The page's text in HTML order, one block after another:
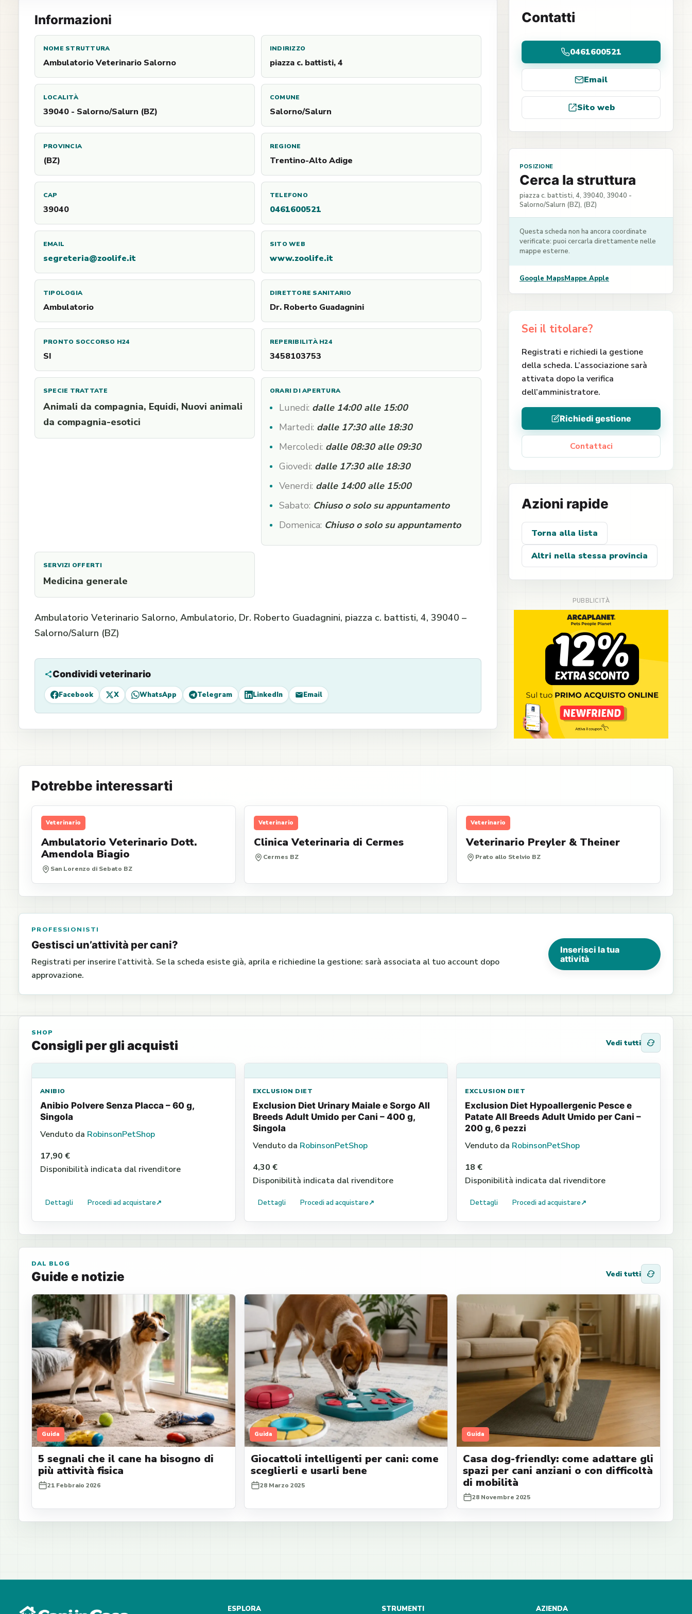
Informazioni
NOME STRUTTURA
Ambulatorio Veterinario Salorno
INDIRIZZO
piazza c. battisti, 4
LOCALITÀ
39040 - Salorno/Salurn (BZ)
COMUNE
Salorno/Salurn
PROVINCIA
(BZ)
REGIONE
Trentino-Alto Adige
CAP
39040
TELEFONO
0461600521
EMAIL
segreteria@zoolife.it
SITO WEB
www.zoolife.it
TIPOLOGIA
Ambulatorio
DIRETTORE SANITARIO
Dr. Roberto Guadagnini
PRONTO SOCCORSO H24
SI
REPERIBILITÀ H24
3458103753
SPECIE TRATTATE
Animali da compagnia, Equidi, Nuovi animali
da compagnia-esotici
ORARI DI APERTURA
Lunedi: dalle 14:00 alle 15:00
Martedi: dalle 17:30 alle 18:30
Mercoledi: dalle 08:30 alle 09:30
Giovedi: dalle 17:30 alle 18:30
Venerdi: dalle 14:00 alle 15:00
Sabato: Chiuso o solo su appuntamento
Domenica: Chiuso o solo su appuntamento
SERVIZI OFFERTI
Medicina generale
Ambulatorio Veterinario Salorno, Ambulatorio, Dr. Roberto Guadagnini, piazza c. battisti, 4, 39040 –
Salorno/Salurn (BZ)
Condividi veterinario
Facebook X WhatsApp Telegram LinkedIn Email
Contatti
0461600521
Email
Sito web
POSIZIONE
Cerca la struttura
piazza c. battisti, 4, 39040, 39040 -
Salorno/Salurn (BZ), (BZ)
Questa scheda non ha ancora coordinate
verificate: puoi cercarla direttamente nelle
mappe esterne.
Google MapsMappe Apple
Sei il titolare?
Registrati e richiedi la gestione
della scheda. L’associazione sarà
attivata dopo la verifica
dell’amministratore.
Richiedi gestione
Contattaci
Azioni rapide
Torna alla lista
Altri nella stessa provincia
Potrebbe interessarti
Veterinario
Ambulatorio Veterinario Dott.
Amendola Biagio
San Lorenzo di Sebato BZ
Veterinario
Clinica Veterinaria di Cermes
Cermes BZ
Veterinario
Veterinario Preyler & Theiner
Prato allo Stelvio BZ
PROFESSIONISTI
Gestisci un’attività per cani?
Registrati per inserire l’attività. Se la scheda esiste già, aprila e richiedine la gestione: sarà associata al tuo account dopo
approvazione.
Inserisci la tua
attività
SHOP
Consigli per gli acquisti Vedi tutti
ANIBIO
Anibio Polvere Senza Placca – 60 g,
Singola
Venduto da RobinsonPetShop
17,90 €
Disponibilità indicata dal rivenditore
Dettagli Procedi ad acquistare↗
EXCLUSION DIET
Exclusion Diet Urinary Maiale e Sorgo All
Breeds Adult Umido per Cani – 400 g,
Singola
Venduto da RobinsonPetShop
4,30 €
Disponibilità indicata dal rivenditore
Dettagli Procedi ad acquistare↗
EXCLUSION DIET
Exclusion Diet Hypoallergenic Pesce e
Patate All Breeds Adult Umido per Cani –
200 g, 6 pezzi
Venduto da RobinsonPetShop
18 €
Disponibilità indicata dal rivenditore
Dettagli Procedi ad acquistare↗
DAL BLOG
Guide e notizie Vedi tutti
Guida
5 segnali che il cane ha bisogno di
più attività fisica
21 Febbraio 2026
Guida
Giocattoli intelligenti per cani: come
sceglierli e usarli bene
28 Marzo 2025
Guida
Casa dog-friendly: come adattare gli
spazi per cani anziani o con difficoltà
di mobilità
28 Novembre 2025
ESPLORA STRUMENTI AZIENDA